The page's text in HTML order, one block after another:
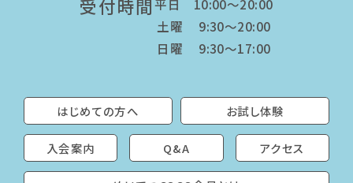
受付時間平日 10:00～20:00
土曜 9:30～20:00
日曜 9:30～17:00
はじめての方へ お試し体験
入会案内 Q&A アクセス